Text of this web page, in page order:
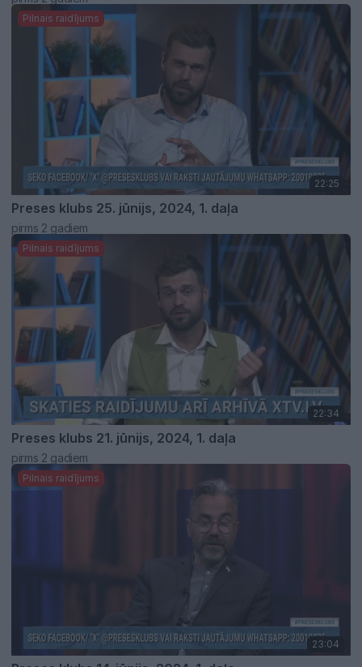
Pilnais raidījums
22:25
Preses klubs 25. jūnijs, 2024, 1. daļa
pirms 2 gadiem
Pilnais raidījums
22:34
Preses klubs 21. jūnijs, 2024, 1. daļa
pirms 2 gadiem
Pilnais raidījums
23:04